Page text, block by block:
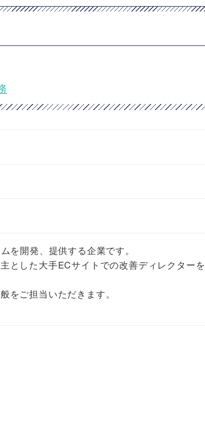
を開発、提供する企業です。
とした大手ECサイトでの改善ディレクターを
をご担当いただきます。